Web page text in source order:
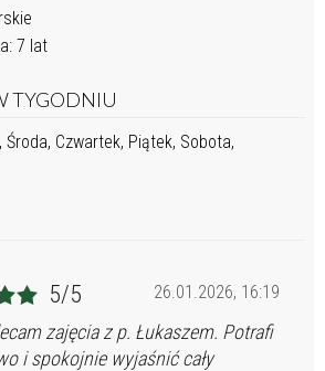
7 lat
TYGODNIU
Środa, Czwartek, Piątek, Sobota,
26.01.2026, 16:19
5/5
zajęcia z p. Łukaszem. Potrafi
i spokojnie wyjaśnić cały